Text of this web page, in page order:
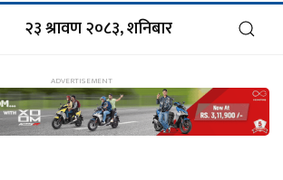
२३ श्रावण २०८३, शनिबार